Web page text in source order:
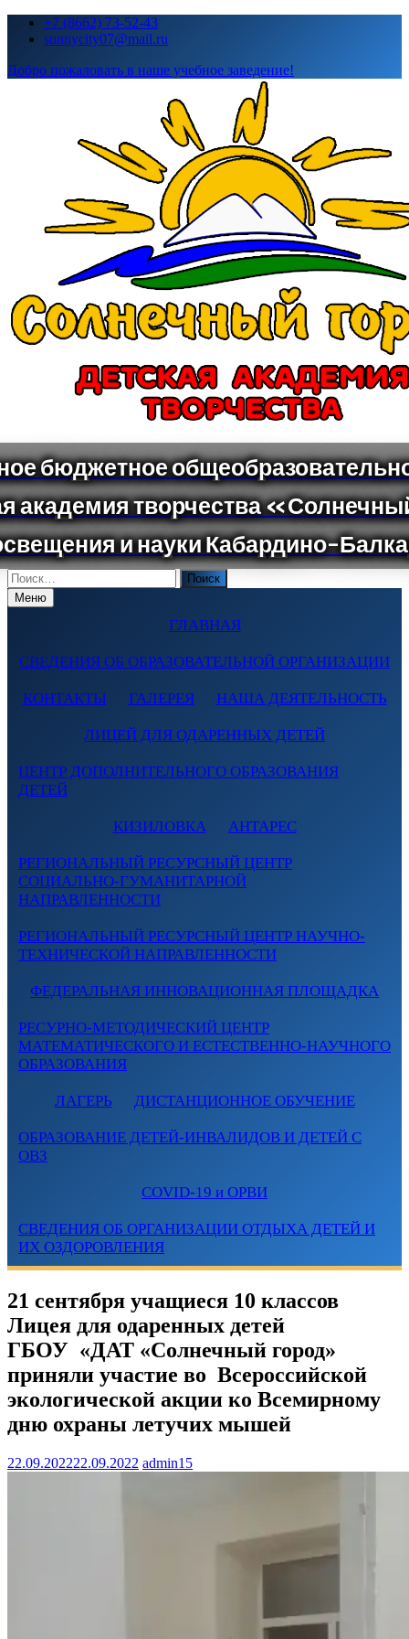
Перейти+7 (8662) 73-52-43
sunnycity07@mail.ru
Добро пожаловать в наше учебное заведение!
Поиск
по:Меню
ГЛАВНАЯ
СВЕДЕНИЯ ОБ ОБРАЗОВАТЕЛЬНОЙ ОРГАНИЗАЦИИ
КОНТАКТЫ ГАЛЕРЕЯ НАША ДЕЯТЕЛЬНОСТЬ
ЛИЦЕЙ ДЛЯ ОДАРЕННЫХ ДЕТЕЙ
ЦЕНТР ДОПОЛНИТЕЛЬНОГО ОБРАЗОВАНИЯ
ДЕТЕЙ
КИЗИЛОВКА АНТАРЕС
РЕГИОНАЛЬНЫЙ РЕСУРСНЫЙ ЦЕНТР
СОЦИАЛЬНО-ГУМАНИТАРНОЙ
НАПРАВЛЕННОСТИ
РЕГИОНАЛЬНЫЙ РЕСУРСНЫЙ ЦЕНТР НАУЧНО-
ТЕХНИЧЕСКОЙ НАПРАВЛЕННОСТИ
ФЕДЕРАЛЬНАЯ ИННОВАЦИОННАЯ ПЛОЩАДКА
РЕСУРНО-МЕТОДИЧЕСКИЙ ЦЕНТР
МАТЕМАТИЧЕСКОГО И ЕСТЕСТВЕННО-НАУЧНОГО
ОБРАЗОВАНИЯ
ЛАГЕРЬ ДИСТАНЦИОННОЕ ОБУЧЕНИЕ
ОБРАЗОВАНИЕ ДЕТЕЙ-ИНВАЛИДОВ И ДЕТЕЙ С
ОВЗ
COVID-19 и ОРВИ
СВЕДЕНИЯ ОБ ОРГАНИЗАЦИИ ОТДЫХА ДЕТЕЙ И
ИХ ОЗДОРОВЛЕНИЯ
21 сентября учащиеся 10 классов
Лицея для одаренных детей
ГБОУ «ДАТ «Солнечный город»
приняли участие во Всероссийской
экологической акции ко Всемирному
дню охраны летучих мышей
22.09.202222.09.2022 admin15